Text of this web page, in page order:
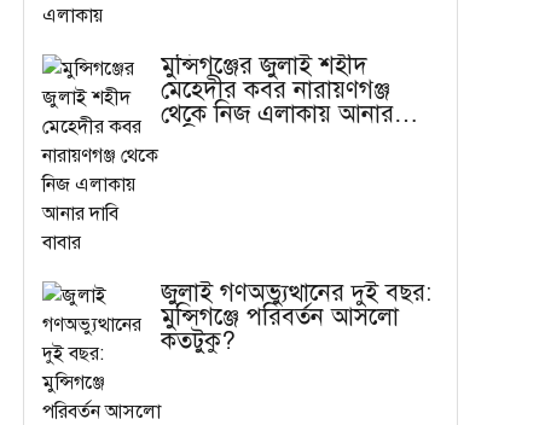
মুন্সিগঞ্জের জুলাই শহীদ
মেহেদীর কবর নারায়ণগঞ্জ
থেকে নিজ এলাকায় আনার
জুলাই গণঅভ্যুত্থানের দুই বছর:
মুন্সিগঞ্জে পরিবর্তন আসলো
কতটুকু?